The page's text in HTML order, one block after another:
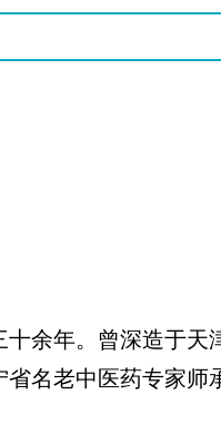
余年。曾深造于天
名老中医药专家师